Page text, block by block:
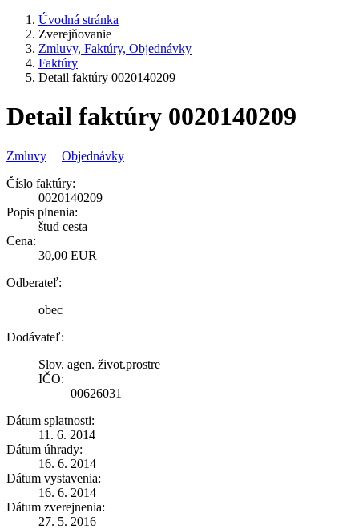
Úvodná stránka
Zverejňovanie
Zmluvy, Faktúry, Objednávky
Faktúry
Detail faktúry 0020140209
Detail faktúry 0020140209
Zmluvy | Objednávky
Číslo faktúry:
0020140209
Popis plnenia:
štud cesta
Cena:
30,00 EUR
Odberateľ:
obec
Dodávateľ:
Slov. agen. život.prostre
IČO:
00626031
Dátum splatnosti:
11. 6. 2014
Dátum úhrady:
16. 6. 2014
Dátum vystavenia:
16. 6. 2014
Dátum zverejnenia:
27. 5. 2016